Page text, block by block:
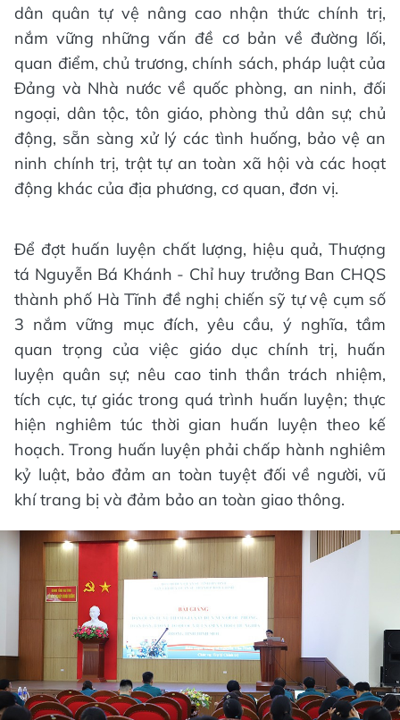
dân quân tự vệ nâng cao nhận thức chính trị,
nắm vững những vấn đề cơ bản về đường lối,
quan điểm, chủ trương, chính sách, pháp luật của
Đảng và Nhà nước về quốc phòng, an ninh, đối
ngoại, dân tộc, tôn giáo, phòng thủ dân sự; chủ
động, sẵn sàng xử lý các tình huống, bảo vệ an
ninh chính trị, trật tự an toàn xã hội và các hoạt
động khác của địa phương, cơ quan, đơn vị.
Để đợt huấn luyện chất lượng, hiệu quả, Thượng
tá Nguyễn Bá Khánh - Chỉ huy trưởng Ban CHQS
thành phố Hà Tĩnh đề nghị chiến sỹ tự vệ cụm số
3 nắm vững mục đích, yêu cầu, ý nghĩa, tầm
quan trọng của việc giáo dục chính trị, huấn
luyện quân sự; nêu cao tinh thần trách nhiệm,
tích cực, tự giác trong quá trình huấn luyện; thực
hiện nghiêm túc thời gian huấn luyện theo kế
hoạch. Trong huấn luyện phải chấp hành nghiêm
kỷ luật, bảo đảm an toàn tuyệt đối về người, vũ
khí trang bị và đảm bảo an toàn giao thông.